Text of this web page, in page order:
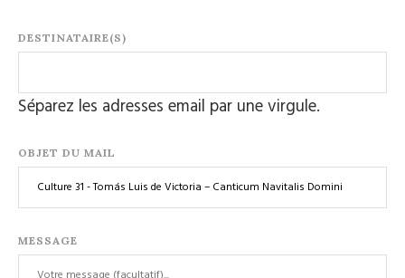
DESTINATAIRE(S)
Séparez les adresses email par une virgule.
OBJET DU MAIL
MESSAGE